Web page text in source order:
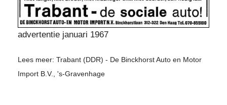
advertentie januari 1967
Lees meer: Trabant (DDR) - De Binckhorst Auto en Motor
Import B.V., 's-Gravenhage